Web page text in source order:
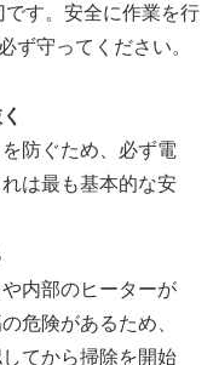
です。安全に作業を行
ず守ってください。
防ぐため、必ず電
は最も基本的な安
内部のヒーターが
危険があるため、
てから掃除を開始